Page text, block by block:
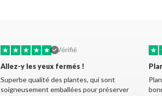
★ ★ ★ ★ ★
Vérifié
Allez-y les yeux fermés !
Superbe qualité des plantes, qui sont
soigneusement emballées pour préserver
★